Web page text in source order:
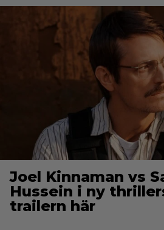
Joel Kinnaman vs
Hussein i ny
trailern här